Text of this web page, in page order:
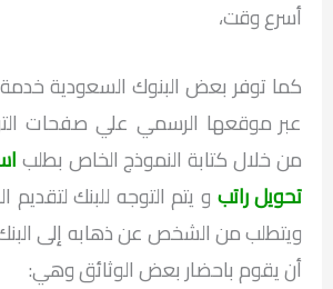
أسرع وقت،
كما توفر بعض البنوك السعودية
عبر موقعها الرسمي علي صفحات
من خلال كتابة النموذج الخاص بطلب
تحويل راتب و يتم التوجه للبنك لتقديم
ويتطلب من الشخص عن ذهابه إلى
أن يقوم باحضار بعض الوثائق وهي: